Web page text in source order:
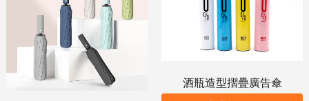
酒瓶造型摺疊廣告傘